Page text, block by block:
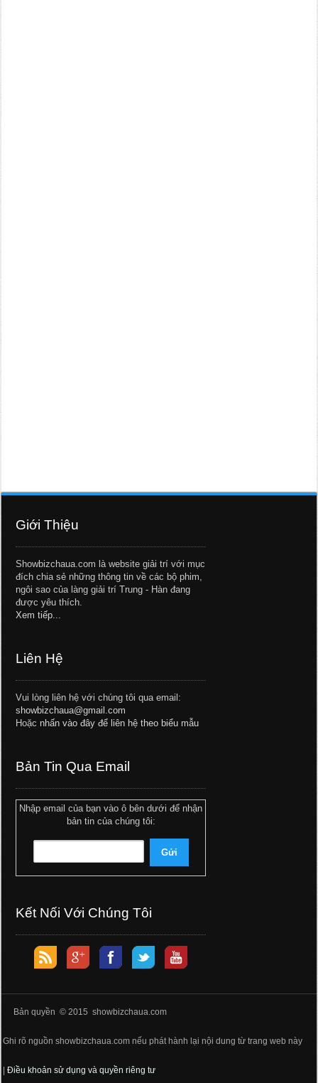
Giới Thiệu
Showbizchaua.com là website giải trí với mục
đích chia sẻ những thông tin về các bộ phim,
ngôi sao của làng giải trí Trung - Hàn đang
được yêu thích.
Xem tiếp...
Liên Hệ
Vui lòng liên hệ với chúng tôi qua email:
showbizchaua@gmail.com
Hoặc nhấn vào đây để liên hệ theo biểu mẫu
Bản Tin Qua Email
Nhập email của bạn vào ô bên dưới để nhận
bản tin của chúng tôi:
Kết Nối Với Chúng Tôi
Bản quyền © 2015 showbizchaua.com
Ghi rõ nguồn showbizchaua.com nếu phát hành lại nội dung từ trang web này
|Điều khoản sử dụng và quyền riêng tư